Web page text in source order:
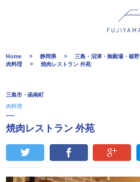
Home 静岡県 三島・沼津・御殿場・裾野
肉料理
焼肉レストラン 外苑
三島市・函南町
肉料理
焼肉レストラン 外苑